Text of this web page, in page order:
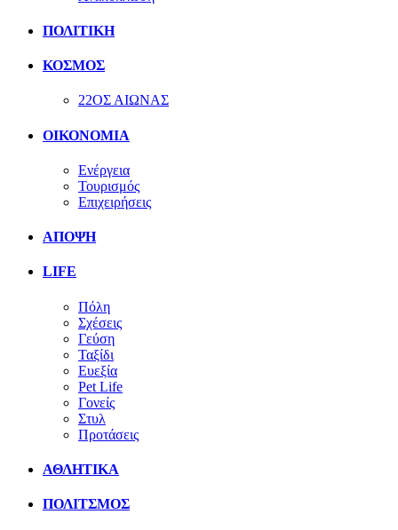
ΠΟΛΙΤΙΚΗ
ΚΟΣΜΟΣ
22ΟΣ ΑΙΩΝΑΣ
ΟΙΚΟΝΟΜΙΑ
Ενέργεια
Τουρισμός
Επιχειρήσεις
ΑΠΟΨΗ
LIFE
Πόλη
Σχέσεις
Γεύση
Ταξίδι
Ευεξία
Pet Life
Γονείς
Στυλ
Προτάσεις
ΑΘΛΗΤΙΚΑ
ΠΟΛΙΤΣΜΟΣ